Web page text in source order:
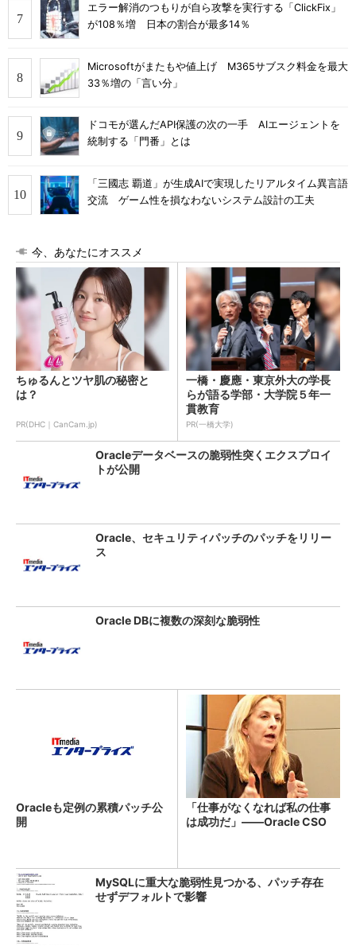
エラー解消のつもりが自ら攻撃を実行する「ClickFix」
が108％増 日本の割合が最多14％
Microsoftがまたもや値上げ M365サブスク料金を最大
33％増の「言い分」
ドコモが選んだAPI保護の次の一手 AIエージェントを
統制する「門番」とは
「三國志 覇道」が生成AIで実現したリアルタイム異言語
交流 ゲーム性を損なわないシステム設計の工夫
今、あなたにオススメ
ちゅるんとツヤ肌の秘密と
は？
PR(DHC｜CanCam.jp)
一橋・慶應・東京外大の学長
らが語る学部・大学院５年一
貫教育
PR(一橋大学)
Oracleデータベースの脆弱性突くエクスプロイ
トが公開
Oracle、セキュリティパッチのパッチをリリー
ス
Oracle DBに複数の深刻な脆弱性
Oracleも定例の累積パッチ公
開
「仕事がなくなれば私の仕事
は成功だ」――Oracle CSO
MySQLに重大な脆弱性見つかる、パッチ存在
せずデフォルトで影響